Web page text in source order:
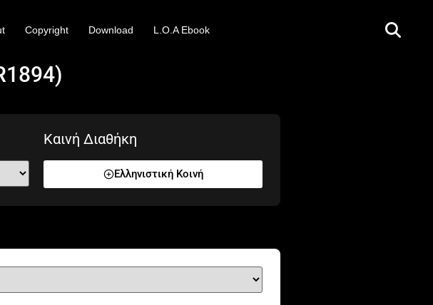
Copyright Download L.O.A Ebook
Καινή Διαθήκη
Ελληνιστική Κοινή